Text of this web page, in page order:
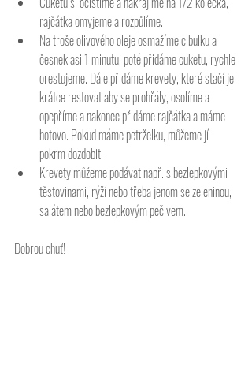
rajčátka omyjeme a rozpůlíme.
Na troše olivového oleje osmažíme cibulku a
česnek asi 1 minutu, poté přidáme cuketu, rychle
orestujeme. Dále přidáme krevety, které stačí je
krátce restovat aby se prohřály, osolíme a
opepříme a nakonec přidáme rajčátka a máme
hotovo. Pokud máme petrželku, můžeme jí
pokrm dozdobit.
Krevety můžeme podávat např. s bezlepkovými
těstovinami, rýží nebo třeba jenom se zeleninou,
salátem nebo bezlepkovým pečivem.
Dobrou chuť!